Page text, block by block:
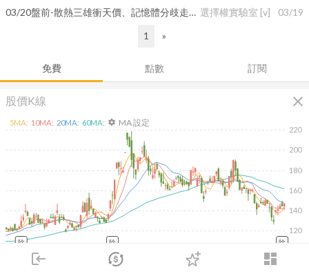
login dashboard
市場 登入
免費 點數 訂閱
03/20盤前-散熱三雄衝天價、記憶體分歧走——明日這幾檔，法人已經悄悄卡位了 選擇權實驗室 [v] 03/19
1 »
股價K線 close
2026/02/09 2026/04/09 2026/05/27 2026/07/15
120
140
160
180
200
220
5MA: 10MA: 20MA: 60MA: settings MA 設定
除 除 除